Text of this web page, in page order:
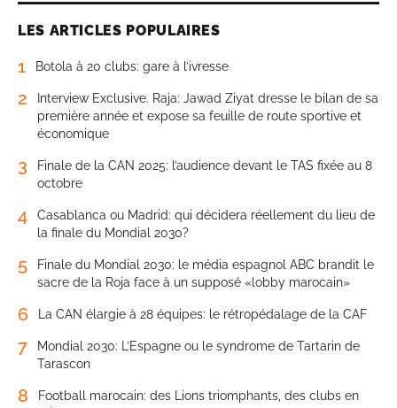
LES ARTICLES POPULAIRES
1 Botola à 20 clubs: gare à l’ivresse
2
Interview Exclusive. Raja: Jawad Ziyat dresse le bilan de sa
première année et expose sa feuille de route sportive et
économique
3
Finale de la CAN 2025: l’audience devant le TAS fixée au 8
octobre
4
Casablanca ou Madrid: qui décidera réellement du lieu de
la finale du Mondial 2030?
5
Finale du Mondial 2030: le média espagnol ABC brandit le
sacre de la Roja face à un supposé «lobby marocain»
6 La CAN élargie à 28 équipes: le rétropédalage de la CAF
7
Mondial 2030: L’Espagne ou le syndrome de Tartarin de
Tarascon
8
Football marocain: des Lions triomphants, des clubs en